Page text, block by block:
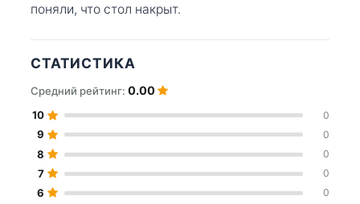
поняли, что стол накрыт.
СТАТИСТИКА
Средний рейтинг: 0.00
10 0
9 0
8 0
7 0
6 0